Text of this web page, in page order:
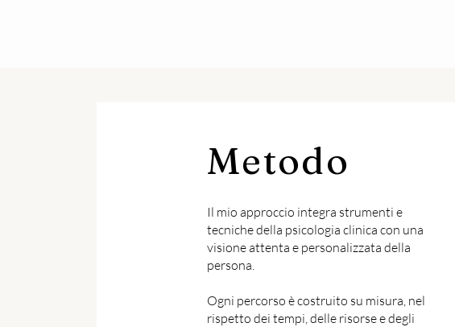
Metodo
Il mio approccio integra strumenti e
tecniche della psicologia clinica con una
visione attenta e personalizzata della
persona.
Ogni percorso è costruito su misura, nel
rispetto dei tempi, delle risorse e degli